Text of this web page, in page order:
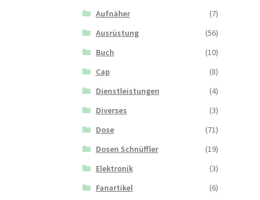
Aufnäher
(7)
Ausrüstung
(56)
Buch
(10)
Cap
(8)
Dienstleistungen
(4)
Diverses
(3)
Dose
(71)
Dosen Schnüffler
(19)
Elektronik
(3)
Fanartikel
(6)